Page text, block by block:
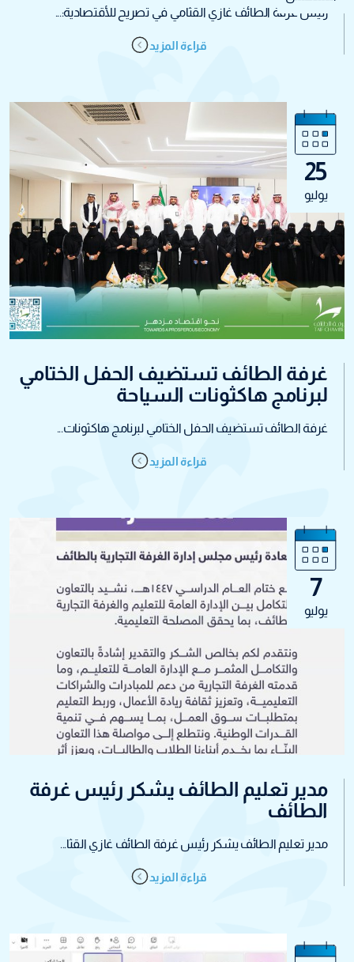
رئيس غرفة الطائف غازي القثامي في تصريح للأقتصادية:...
قراءة المزيد
25
يوليو
غرفة الطائف تستضيف الحفل الختامي
لبرنامج هاكثونات السياحة
غرفة الطائف تستضيف الحفل الختامي لبرنامج هاكثونات...
قراءة المزيد
7
يوليو
مدير تعليم الطائف يشكر رئيس غرفة
الطائف
مدير تعليم الطائف يشكر رئيس غرفة الطائف غازي القثا...
قراءة المزيد